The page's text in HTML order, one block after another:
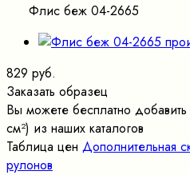
Флис беж 04-2665
829 руб.
Заказать образец
Вы можете бесплатно
cм²) из наших каталогов
Таблица цен Дополнительная
рулонов